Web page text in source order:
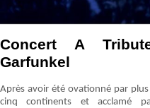
Concert A
Garfunkel
Après avoir été ovationné par
cinq continents et acclamé